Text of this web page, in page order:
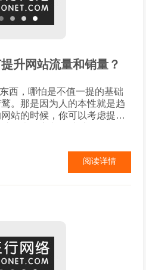
升网站流量和销量？
西，哪怕是不值一提的基础
。那是因为人的本性就是趋
站的时候，你可以考虑提供
提是要求试用者给予试用感受
将有效的提高你的产品说服
阅读详情